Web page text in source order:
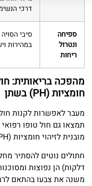
דרכי
ספיחה
ונטרול
ריחות
במהירות
מהפכה בריאותית:
חומציות (PH) בשתן
מעבר לאפשרות לקנות
תמצאו גם חול טופו
מובנית לזיהוי חומציות (PH) בשתן החתול.
חתולים נוטים להסתיר
דלקות) הן נפוצות
משנה את צבעו בהתאם